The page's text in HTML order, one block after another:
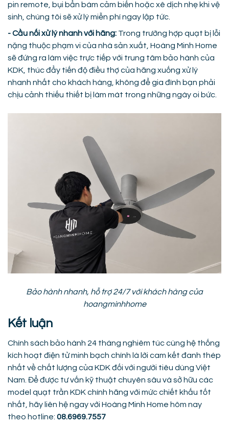
pin remote, bụi bẩn bám cảm biến hoặc xê dịch nhẹ khi vệ
sinh, chúng tôi sẽ xử lý miễn phí ngay lập tức.
- Cầu nối xử lý nhanh với hãng: Trong trường hợp quạt bị lỗi
nặng thuộc phạm vi của nhà sản xuất, Hoàng Minh Home
sẽ đứng ra làm việc trực tiếp với trung tâm bảo hành của
KDK, thúc đẩy tiến độ điều thợ của hãng xuống xử lý
nhanh nhất cho khách hàng, không để gia đình bạn phải
chịu cảnh thiếu thiết bị làm mát trong những ngày oi bức.
Bảo hành nhanh, hỗ trợ 24/7 với khách hàng của
hoangminhhome
Kết luận
Chính sách bảo hành 24 tháng nghiêm túc cùng hệ thống
kích hoạt điện tử minh bạch chính là lời cam kết đanh thép
nhất về chất lượng của KDK đối với người tiêu dùng Việt
Nam. Để được tư vấn kỹ thuật chuyên sâu và sở hữu các
model quạt trần KDK chính hãng với mức chiết khấu tốt
nhất, hãy liên hệ ngay với Hoàng Minh Home hôm nay
theo hotline: 08.6969.7557